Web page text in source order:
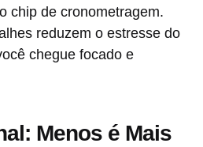
chip de cronometragem.
reduzem o estresse do
chegue focado e
Menos é Mais